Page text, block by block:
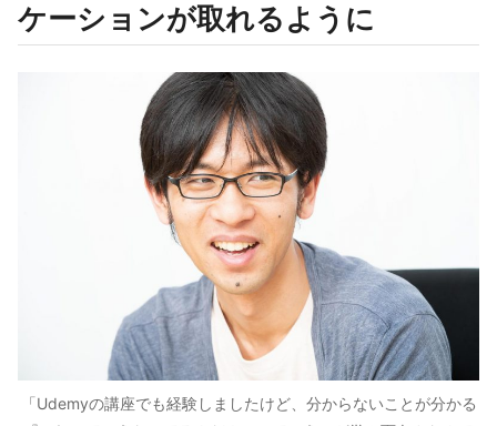
ケーションが取れるように
「Udemyの講座でも経験しましたけど、分からないことが分かる